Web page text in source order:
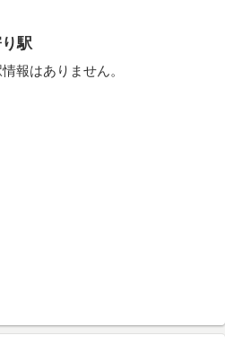
駅
報はありません。